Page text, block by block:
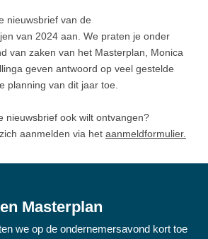
nieuwsbrief van de
van 2024 aan. We praten je onder
van zaken van het Masterplan, Monica
geven antwoord op veel gestelde
planning van dit jaar toe.
nieuwsbrief ook wilt ontvangen?
aanmelden via het aanmeldformulier.
Masterplan
we op de ondernemersavond kort toe